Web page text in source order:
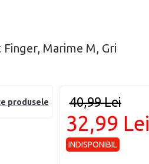
Marime M, Gri
produsele 40,99 Lei
32,99 Lei
INDISPONIBIL